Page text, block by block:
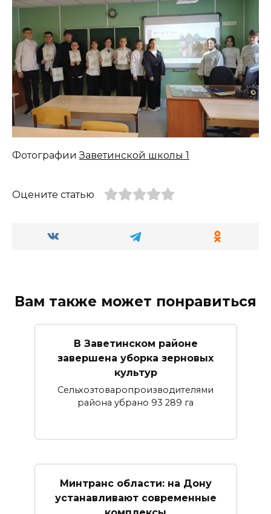
ФотографииЗаветинской школы 1
Оцените статью
Вам также может понравиться
В Заветинском районе
завершена уборка зерновых
культур
Сельхозтоваропроизводителями
района убрано 93 289 га
Минтранс области: на Дону
устанавливают современные